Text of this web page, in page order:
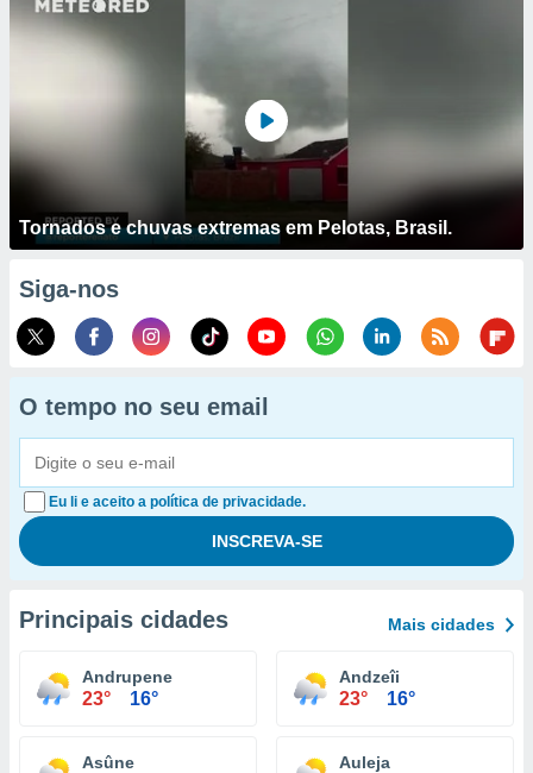
Tornados e chuvas extremas em Pelotas, Brasil.
Siga-nos
O tempo no seu email
Eu li e aceito a política de privacidade.
Principais cidades Mais cidades
Andrupene
23° 16°
Andzeîi
23° 16°
Asûne Auleja